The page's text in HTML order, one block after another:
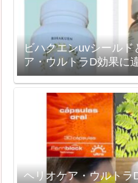
ビハクエンuvシールド
ア・ウルトラD効果に
分を徹底比較！【飲む
ヘリオケア・ウルトラ